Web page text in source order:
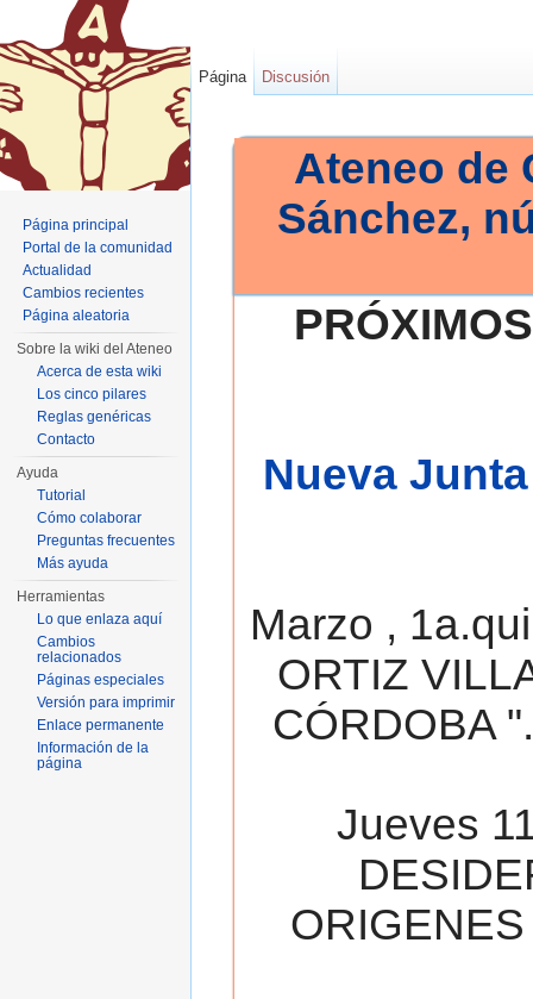
Ateneo de
Sánchez,
Nueva
Marzo ,
ORTIZ
CÓRDOBA
Jueves
Página Discusión
Página principal
Portal de la comunidad
Actualidad
Cambios recientes
Página aleatoria
Sobre la wiki del Ateneo
Acerca de esta wiki
Los cinco pilares
Reglas genéricas
Contacto
Ayuda
Tutorial
Cómo colaborar
Preguntas frecuentes
Más ayuda
Herramientas
Lo que enlaza aquí
Cambios
relacionados
Páginas especiales
Versión para imprimir
Enlace permanente
Información de la
página